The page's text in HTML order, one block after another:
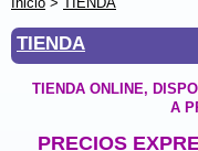
TIENDA
TIENDA ONLINE,
A
PRECIOS